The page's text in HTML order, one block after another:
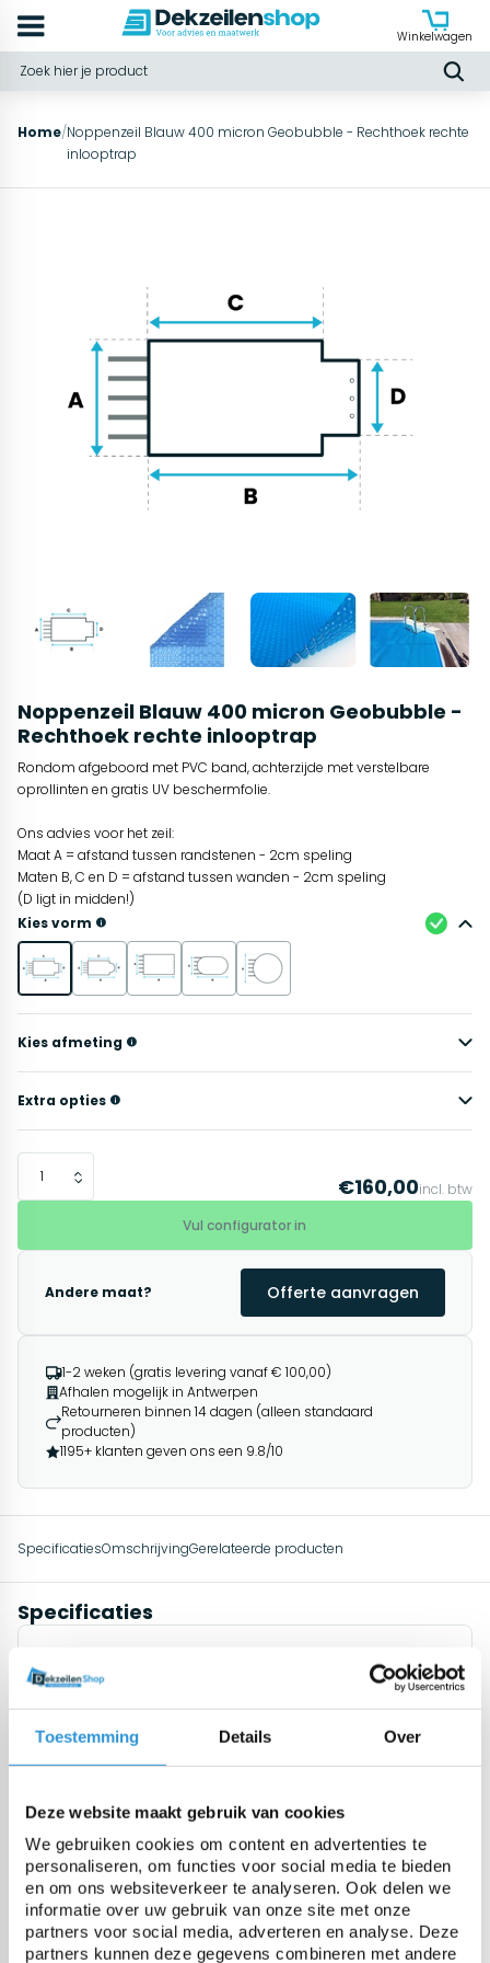
Toestemming Details Over
Deze website maakt gebruik van cookies
We gebruiken cookies om content en advertenties te
personaliseren, om functies voor social media te bieden
en om ons websiteverkeer te analyseren. Ook delen we
informatie over uw gebruik van onze site met onze
partners voor social media, adverteren en analyse. Deze
partners kunnen deze gegevens combineren met andere
Winkelwagen
Home/Noppenzeil Blauw 400 micron Geobubble - Rechthoek rechte
inlooptrap
Noppenzeil Blauw 400 micron Geobubble -
Rechthoek rechte inlooptrap
Rondom afgeboord met PVC band, achterzijde met verstelbare
oprollinten en gratis UV beschermfolie.
Ons advies voor het zeil:
Maat A = afstand tussen randstenen - 2cm speling
Maten B, C en D = afstand tussen wanden - 2cm speling
(D ligt in midden!)
Kies vorm
Kies afmeting
Extra opties
€160,00incl. btw
Vul configurator in
Andere maat? Offerte aanvragen
1-2 weken (gratis levering vanaf € 100,00)
Afhalen mogelijk in Antwerpen
Retourneren binnen 14 dagen (alleen standaard
producten)
1195+ klanten geven ons een 9.8/10
SpecificatiesOmschrijvingGerelateerde producten
Specificaties
extrusie met Geobubble
Dikte 400 micron (+/- 10%)
Gewicht 368 gr/m² (+/-10%)
UV gestabiliseerd
Standaard 0,6% additief UV +
0,9% additief